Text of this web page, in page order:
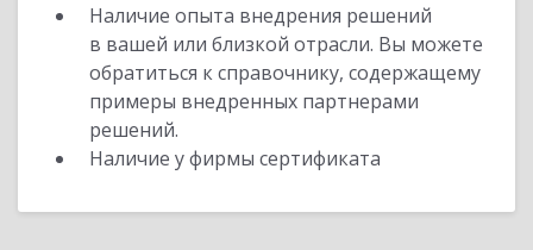
Наличие опыта внедрения решений
в вашей или близкой отрасли. Вы можете
обратиться к справочнику, содержащему
примеры внедренных партнерами
решений.
Наличие у фирмы сертификата